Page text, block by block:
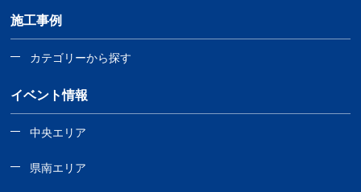
施工事例
カテゴリーから探す
イベント情報
中央エリア
県南エリア